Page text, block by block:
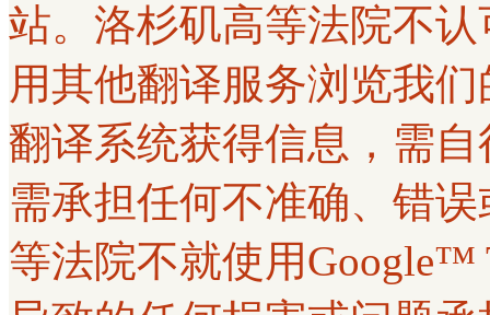
站。洛杉矶高等法院不
用其他翻译服务浏览我
翻译系统获得信息，需
需承担任何不准确、错
等法院不就使用Google™